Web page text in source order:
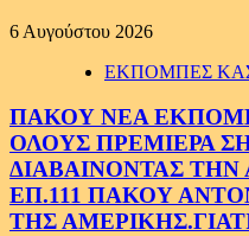
6 Αυγούστου 2026
ΕΚΠΟΜΠΕΣ
ΠΑΚΟΥ ΝΕΑ
ΟΛΟΥΣ ΠΡΕΜΙΕΡΑ
ΔΙΑΒΑΙΝΟΝΤΑΣ ΤΗΝ
ΕΠ.111 ΠΑΚΟΥ
ΤΗΣ